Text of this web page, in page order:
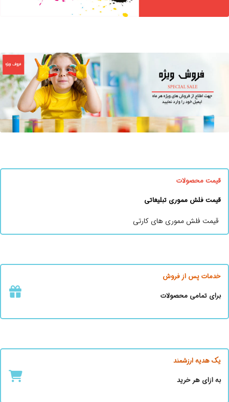
قیمت محصولات
قیمت فلش مموری تبلیغاتی
قیمت فلش مموری های کارتی
خدمات پس از فروش
برای تمامی محصولات
یک هدیه ارزشمند
به ازای هر خرید